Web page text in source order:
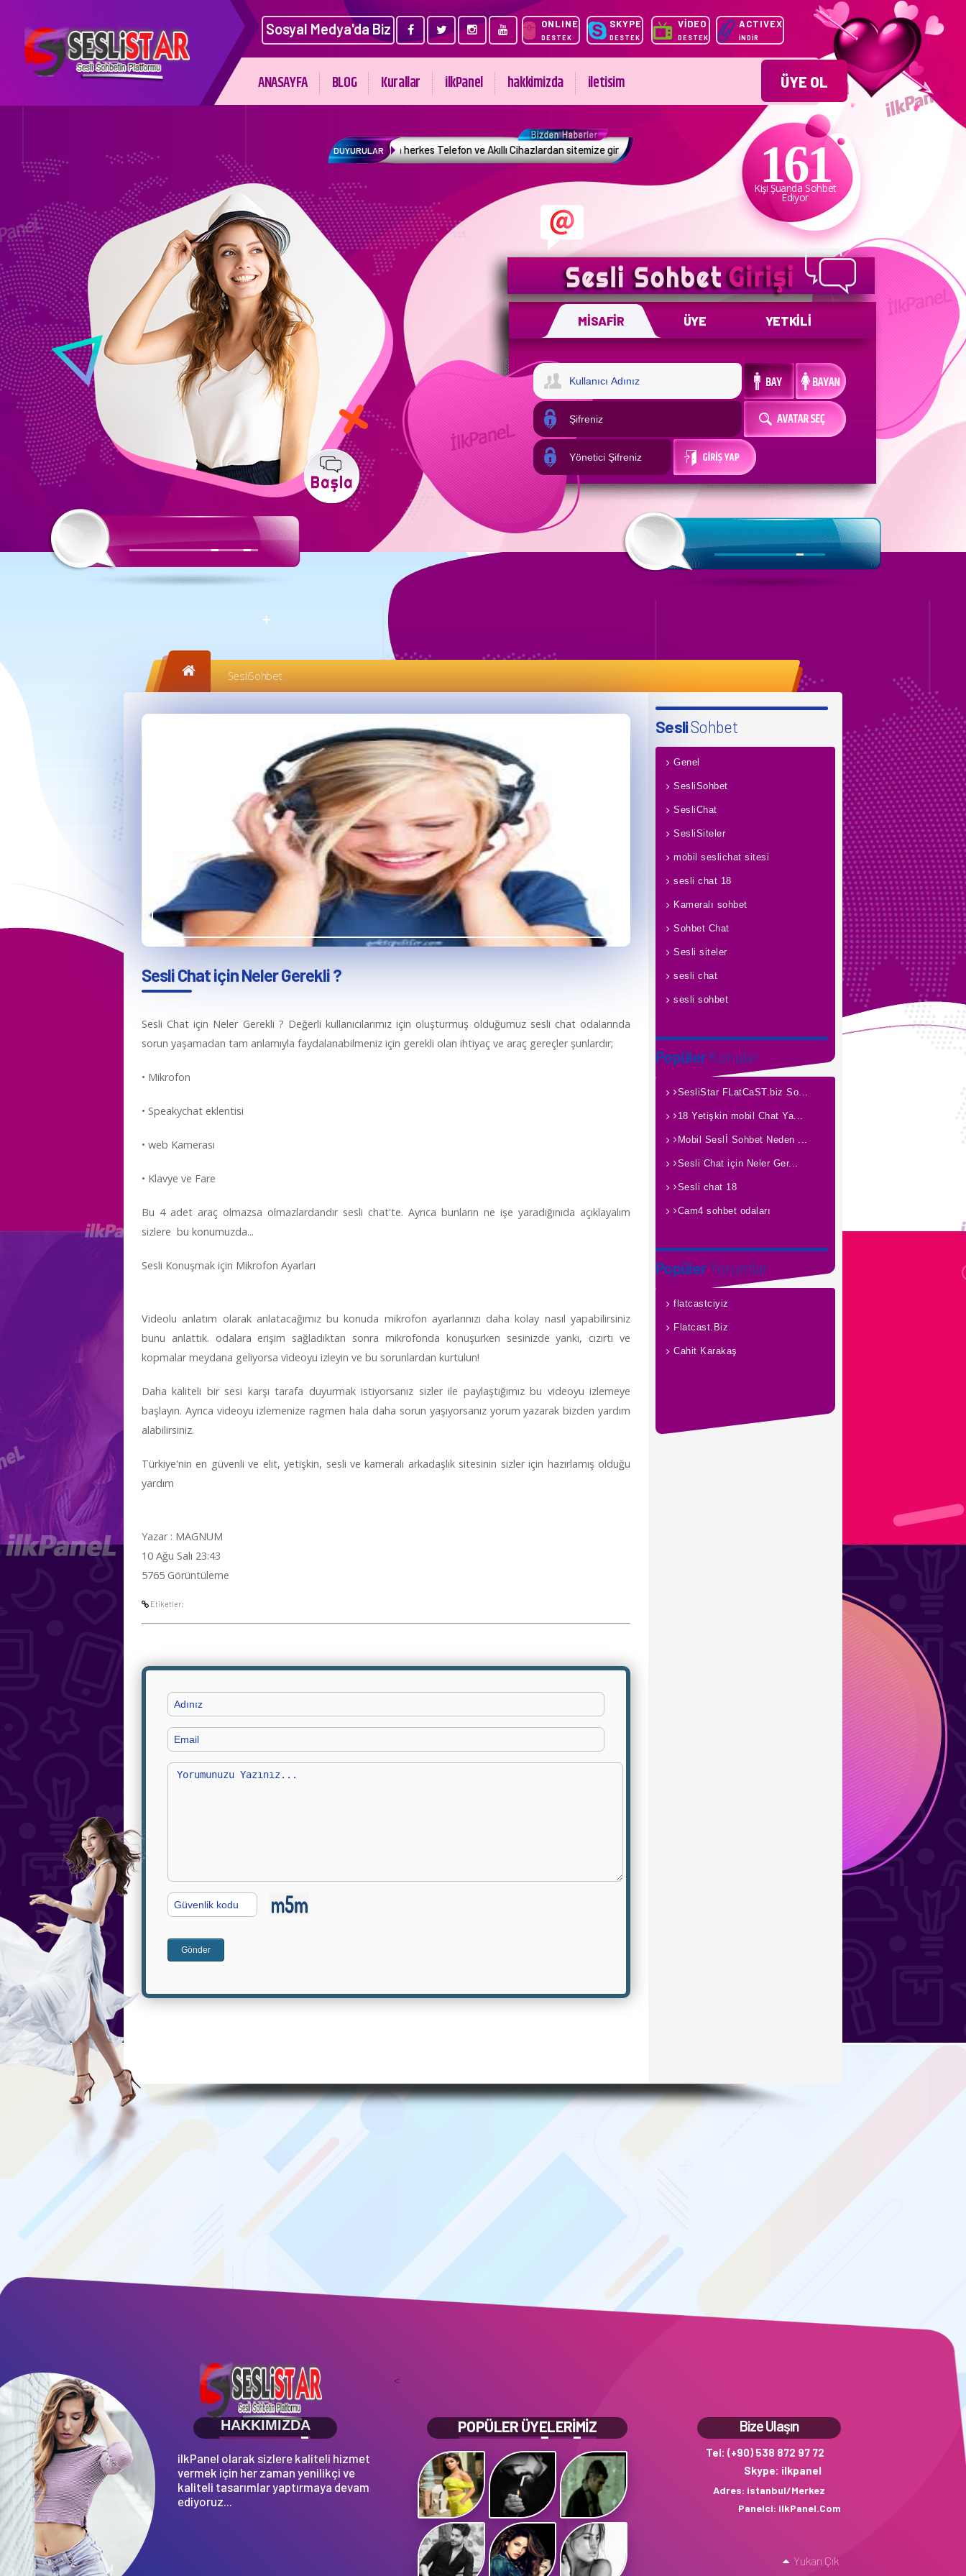
Sosyal Medya'da Biz ONLINE
DESTEK
SKYPE
DESTEK
VİDEO
DESTEK
ACTIVEX
İNDİR
DUYURULAR
Mobil uyumludur Sitemiz Dileyen herkes Telefon ve Akıllı Cihazlardan sitemize giriş etmek Münkündür.
ANASAYFA BLOG Kurallar ilkPanel hakkimizda iletisim
161
Kişi Şuanda Sohbet
Ediyor
ÜYE OL
MİSAFİR ÜYE YETKİLİ
SesliSohbet
Sesli Chat için Neler Gerekli ?
Sesli Chat için Neler Gerekli ? Değerli kullanıcılarımız için oluşturmuş olduğumuz sesli chat odalarında
sorun yaşamadan tam anlamıyla faydalanabilmeniz için gerekli olan ihtiyaç ve araç gereçler şunlardır;
• Mikrofon
• Speakychat eklentisi
• web Kamerası
• Klavye ve Fare
Bu 4 adet araç olmazsa olmazlardandır sesli chat'te. Ayrıca bunların ne işe yaradığınıda açıklayalım
sizlere bu konumuzda...
Sesli Konuşmak için Mikrofon Ayarları
Videolu anlatım olarak anlatacağımız bu konuda mikrofon ayarlarınızı daha kolay nasıl yapabilirsiniz
bunu anlattık. odalara erişim sağladıktan sonra mikrofonda konuşurken sesinizde yankı, cızırtı ve
kopmalar meydana geliyorsa videoyu izleyin ve bu sorunlardan kurtulun!
Daha kaliteli bir sesi karşı tarafa duyurmak istiyorsanız sizler ile paylaştığımız bu videoyu izlemeye
başlayın. Ayrıca videoyu izlemenize ragmen hala daha sorun yaşıyorsanız yorum yazarak bizden yardım
alabilirsiniz.
Türkiye'nin en güvenli ve elit, yetişkin, sesli ve kameralı arkadaşlık sitesinin sizler için hazırlamış olduğu
yardım
Yazar : MAGNUM
10 Ağu Salı 23:43
5765 Görüntüleme
Etiketler:
Adınız
Email
Yorumunuz
G.
Kodu
Gönder
SesliSohbet
Genel
SesliSohbet
SesliChat
SesliSiteler
mobil seslichat sitesi
sesli chat 18
Kameralı sohbet
Sohbet Chat
Sesli siteler
sesli chat
sesli sohbet
PopülerKonular
SesliStar FLatCaST.biz So...
18 Yetişkin mobil Chat Ya...
Mobil Seslİ Sohbet Neden ...
Sesli Chat için Neler Ger...
Sesli chat 18
Cam4 sohbet odaları
PopülerYorumlar
flatcastciyiz
Flatcast.Biz
Cahit Karakaş
POPÜLER ÜYELERİMİZ Bize Ulaşın
Tel: (+90) 538 872 97 72
Skype: ilkpanel
Adres: istanbul/Merkez
Panelci: ilkPanel.Com
Yukarı Çık
HAKKIMIZDA
ilkPanel olarak sizlere kaliteli hizmet
vermek için her zaman yenilikçi ve
kaliteli tasarımlar yaptırmaya devam
ediyoruz...
<